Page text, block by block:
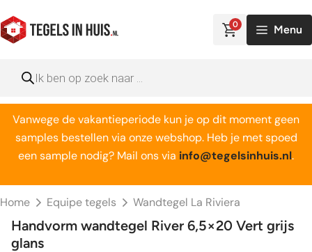
naar
de
0 Menu
zoeken
Vanwege de vakantieperiode kun je op dit moment geen
samples bestellen via onze webshop. Heb je met spoed
een sample nodig? Mail ons via info@tegelsinhuis.nl.
Home Equipe tegels Wandtegel La Riviera
Handvorm wandtegel River 6,5×20 Vert grijs
glans